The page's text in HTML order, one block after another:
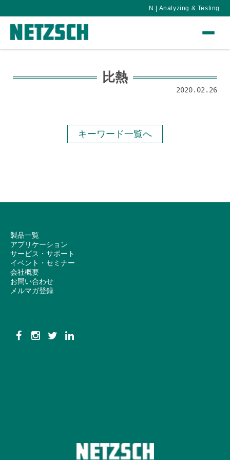
N | Analyzing & Testing
比熱
2020.02.26
キーワード一覧へ
製品一覧
アプリケーション
サービス・サポート
イベント・セミナー
会社概要
お問い合わせ
メルマガ登録